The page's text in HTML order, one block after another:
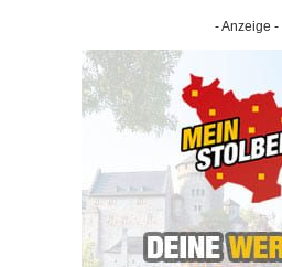
- Anzeige -